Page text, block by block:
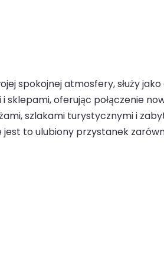
spokojnej atmosfery, służy
oferując połączenie
szlakami turystycznymi i
to ulubiony przystanek